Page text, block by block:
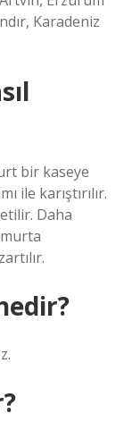
Karadeniz
bir kaseye
ile karıştırılır.
Daha